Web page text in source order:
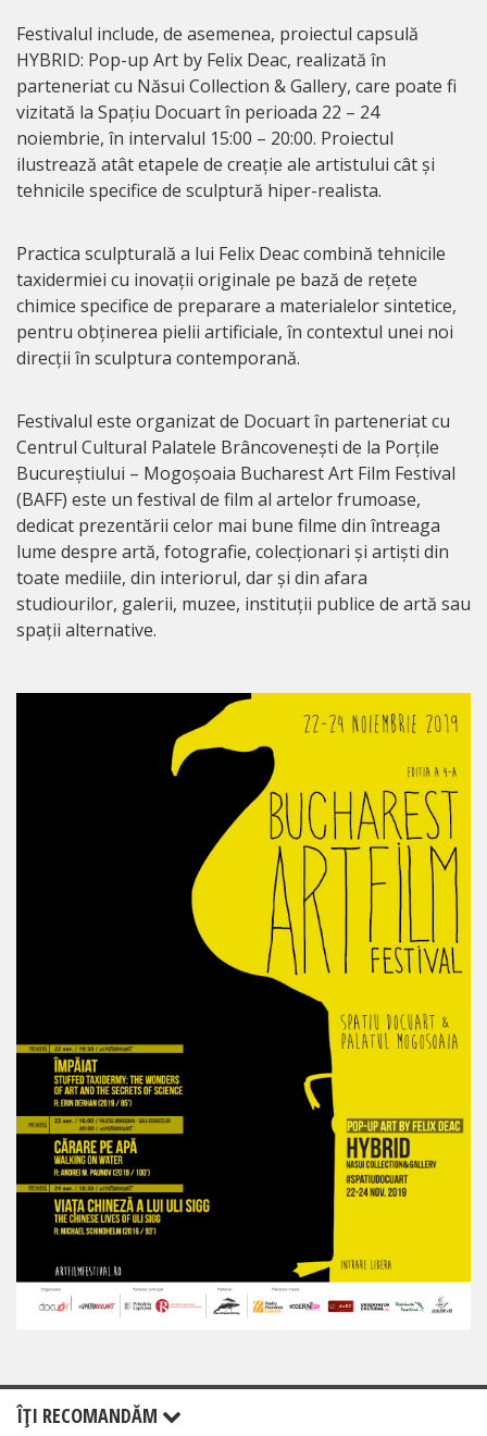
Festivalul include, de asemenea, proiectul capsulă
HYBRID: Pop-up Art by Felix Deac, realizată în
parteneriat cu Năsui Collection & Gallery, care poate fi
vizitată la Spațiu Docuart în perioada 22 – 24
noiembrie, în intervalul 15:00 – 20:00. Proiectul
ilustrează atât etapele de creație ale artistului cât și
tehnicile specifice de sculptură hiper-realista.
Practica sculpturală a lui Felix Deac combină tehnicile
taxidermiei cu inovații originale pe bază de rețete
chimice specifice de preparare a materialelor sintetice,
pentru obținerea pielii artificiale, în contextul unei noi
direcții în sculptura contemporană.
Festivalul este organizat de Docuart în parteneriat cu
Centrul Cultural Palatele Brâncovenești de la Porțile
Bucureștiului – Mogoșoaia Bucharest Art Film Festival
(BAFF) este un festival de film al artelor frumoase,
dedicat prezentării celor mai bune filme din întreaga
lume despre artă, fotografie, colecționari și artiști din
toate mediile, din interiorul, dar și din afara
studiourilor, galerii, muzee, instituții publice de artă sau
spații alternative.
ÎŢI RECOMANDĂM